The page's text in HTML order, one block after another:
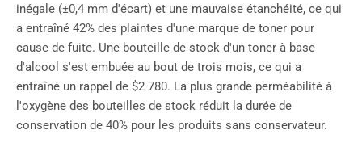
inégale (±0,4 mm d'écart) et une mauvaise étanchéité, ce qui
a entraîné 42% des plaintes d'une marque de toner pour
cause de fuite. Une bouteille de stock d'un toner à base
d'alcool s'est embuée au bout de trois mois, ce qui a
entraîné un rappel de $2 780. La plus grande perméabilité à
l'oxygène des bouteilles de stock réduit la durée de
conservation de 40% pour les produits sans conservateur.